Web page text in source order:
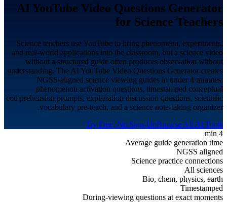
AI YouTube Video Questions Generator
for Science Teachers
Science teachers use YouTube to bring phenomena, experiments,
and real-world applications into the classroom, but a science video
without a structured guide often produces observation without
understanding. The AI YouTube Video Questions Generator creates
NGSS-aligned science viewing guides in under 4 minutes:
phenomenon activation questions, timestamped conceptual
comprehension prompts, explanation discussion questions, scientific
vocabulary pre-teach, and a science note-taking organizer.
Try Free, No Sign-UpBrowse All AI Tools
4 min
Average guide generation time
NGSS aligned
Science practice connections
All sciences
Bio, chem, physics, earth
Timestamped
During-viewing questions at exact moments